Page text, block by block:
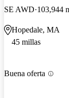
SE AWD 103,944
Hopedale, MA
45 millas
Buena oferta